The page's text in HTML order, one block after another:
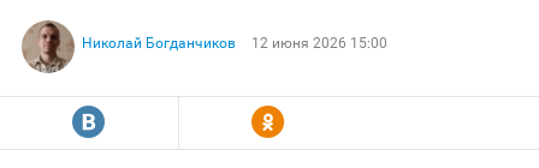
Николай Богданчиков 12 июня 2026 15:00
R Y